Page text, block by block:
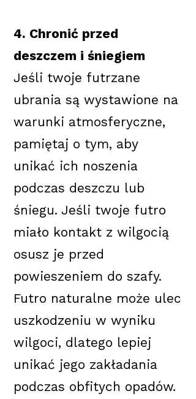
4. Chronić przed
deszczem i śniegiem
Jeśli twoje futrzane
ubrania są wystawione na
warunki atmosferyczne,
pamiętaj o tym, aby
unikać ich noszenia
podczas deszczu lub
śniegu. Jeśli twoje futro
miało kontakt z wilgocią
osusz je przed
powieszeniem do szafy.
Futro naturalne może ulec
uszkodzeniu w wyniku
wilgoci, dlatego lepiej
unikać jego zakładania
podczas obfitych opadów.